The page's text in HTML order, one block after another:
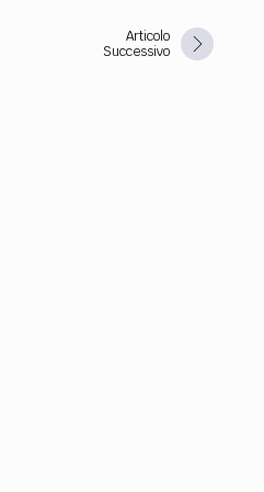
FILODIRITTO
Articolo
Successivo